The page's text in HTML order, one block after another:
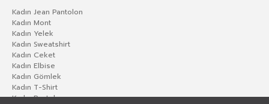
Kadın Jean Pantolon
Kadın Mont
Kadın Yelek
Kadın Sweatshirt
Kadın Ceket
Kadın Elbise
Kadın Gömlek
Kadın T-Shirt
Kadın Pantolon